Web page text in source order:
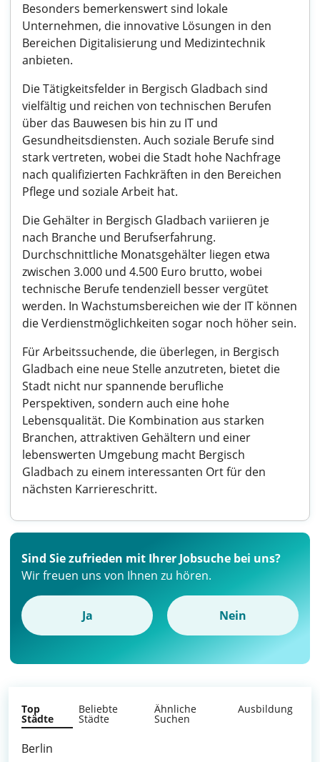
Besonders bemerkenswert sind lokale
Unternehmen, die innovative Lösungen in den
Bereichen Digitalisierung und Medizintechnik
anbieten.
Die Tätigkeitsfelder in Bergisch Gladbach sind
vielfältig und reichen von technischen Berufen
über das Bauwesen bis hin zu IT und
Gesundheitsdiensten. Auch soziale Berufe sind
stark vertreten, wobei die Stadt hohe Nachfrage
nach qualifizierten Fachkräften in den Bereichen
Pflege und soziale Arbeit hat.
Die Gehälter in Bergisch Gladbach variieren je
nach Branche und Berufserfahrung.
Durchschnittliche Monatsgehälter liegen etwa
zwischen 3.000 und 4.500 Euro brutto, wobei
technische Berufe tendenziell besser vergütet
werden. In Wachstumsbereichen wie der IT können
die Verdienstmöglichkeiten sogar noch höher sein.
Für Arbeitssuchende, die überlegen, in Bergisch
Gladbach eine neue Stelle anzutreten, bietet die
Stadt nicht nur spannende berufliche
Perspektiven, sondern auch eine hohe
Lebensqualität. Die Kombination aus starken
Branchen, attraktiven Gehältern und einer
lebenswerten Umgebung macht Bergisch
Gladbach zu einem interessanten Ort für den
nächsten Karriereschritt.
Sind Sie zufrieden mit Ihrer Jobsuche bei uns?
Wir freuen uns von Ihnen zu hören.
Ja Nein
Top
Städte
Beliebte
Städte
Ähnliche
Suchen
Ausbildung
Berlin